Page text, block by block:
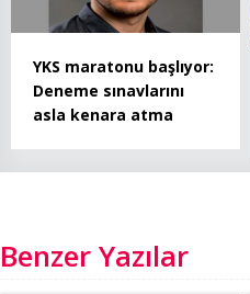
YKS maratonu başlıyor:
Deneme sınavlarını
asla kenara atma
Benzer Yazılar